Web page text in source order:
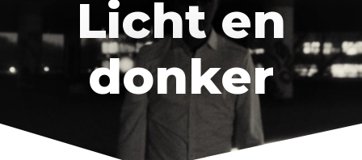
BasiC Let’s Move
BasiC Move It
BasiC Movement
Expeditie Klooster
Licht en
donker